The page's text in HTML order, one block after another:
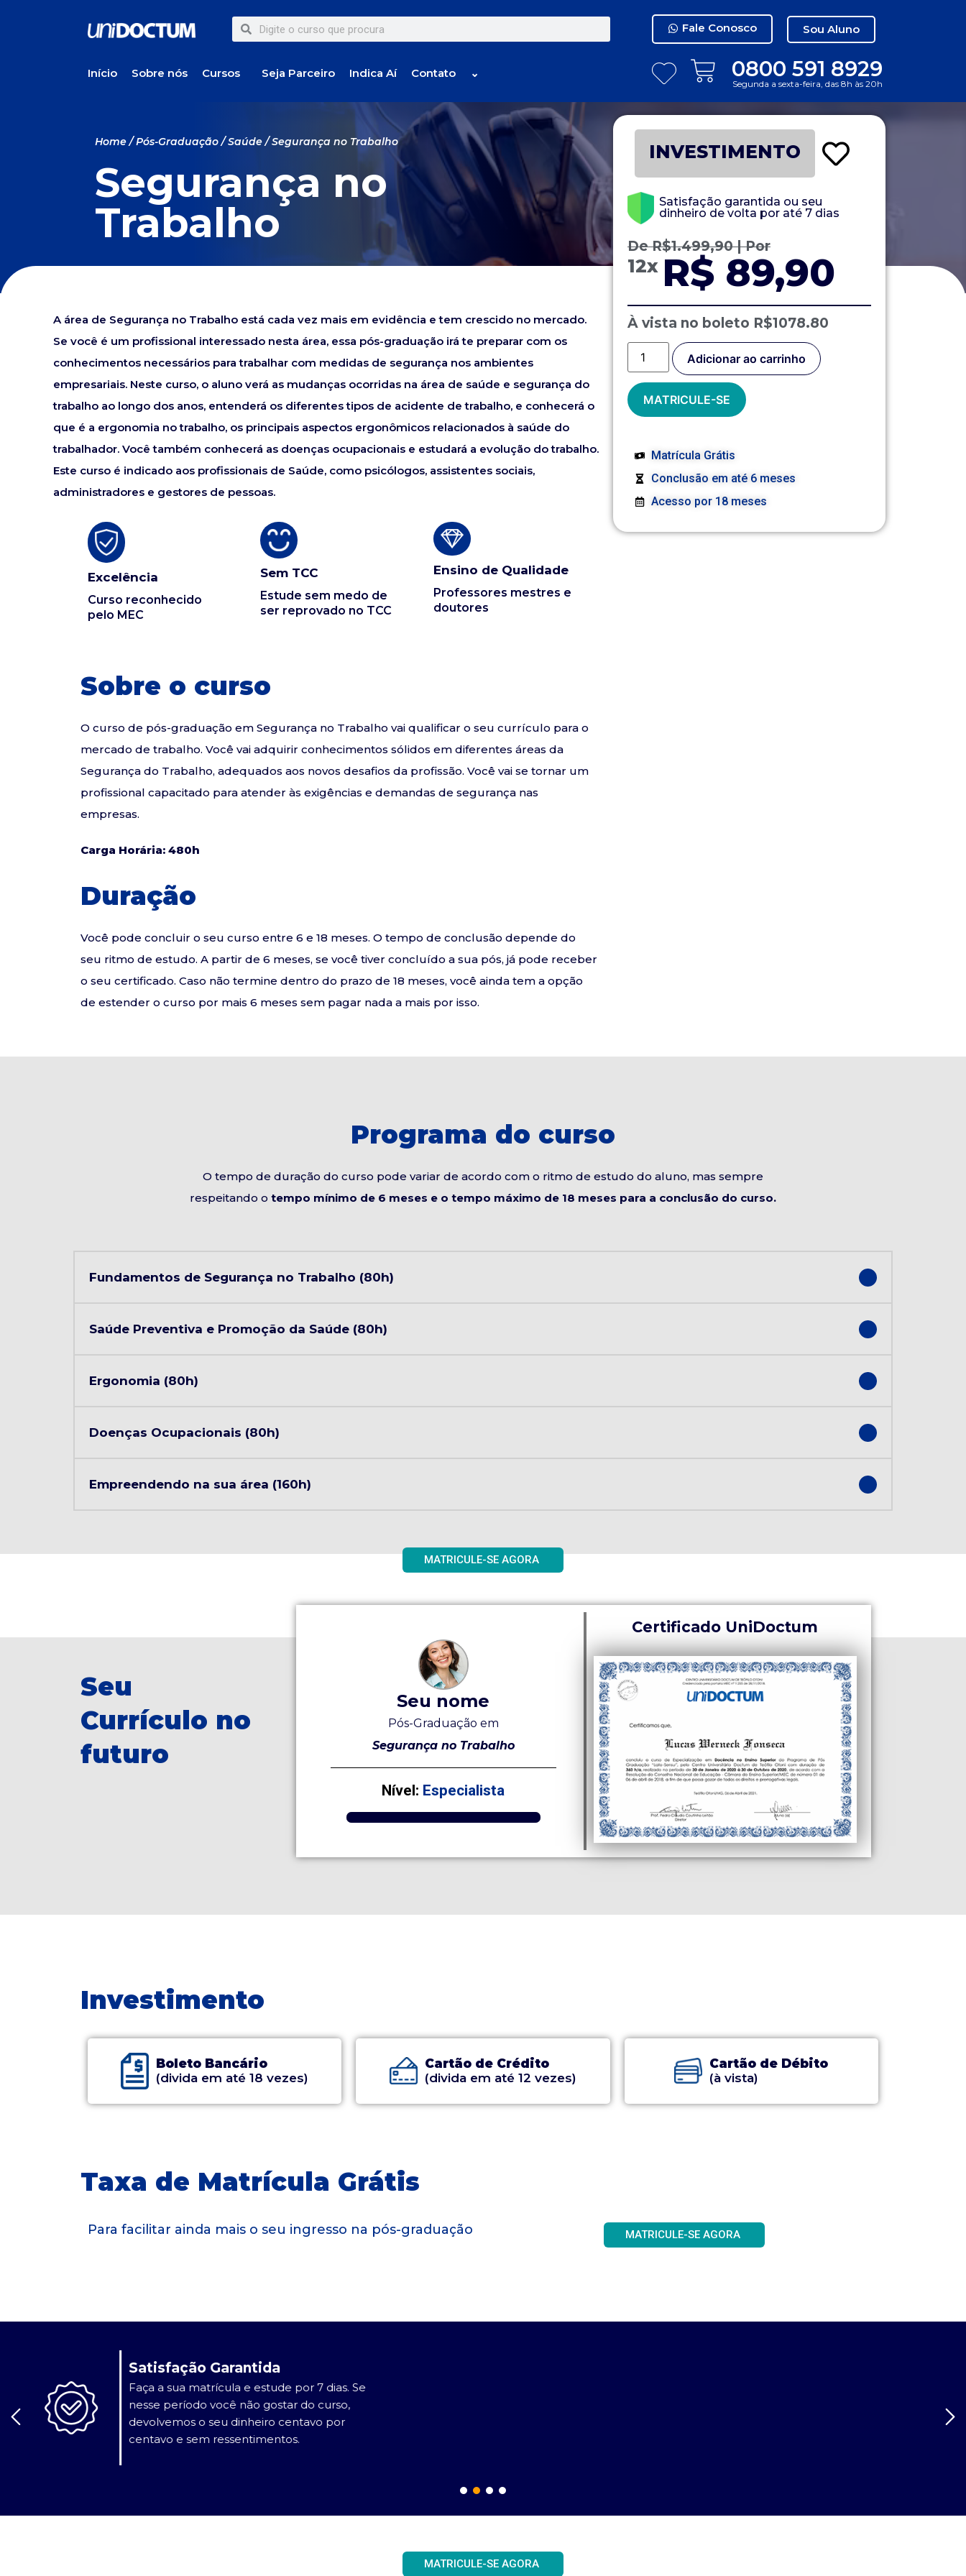
Fale Conosco Sou Aluno
Início Sobre nós Cursos Seja Parceiro Indica Aí Contato ⌄ 0800 591 8929
Segunda a sexta-feira, das 8h às 20h
Home/Pós-Graduação/Saúde/ Segurança no Trabalho
Segurança no
Trabalho
A área de Segurança no Trabalho está cada vez mais em evidência e tem crescido no mercado.
Se você é um profissional interessado nesta área, essa pós-graduação irá te preparar com os
conhecimentos necessários para trabalhar com medidas de segurança nos ambientes
empresariais. Neste curso, o aluno verá as mudanças ocorridas na área de saúde e segurança do
trabalho ao longo dos anos, entenderá os diferentes tipos de acidente de trabalho, e conhecerá o
que é a ergonomia no trabalho, os principais aspectos ergonômicos relacionados à saúde do
trabalhador. Você também conhecerá as doenças ocupacionais e estudará a evolução do trabalho.
Este curso é indicado aos profissionais de Saúde, como psicólogos, assistentes sociais,
administradores e gestores de pessoas.
Excelência
Curso reconhecido
pelo MEC
Sem TCC
Estude sem medo de
ser reprovado no TCC
Ensino de Qualidade
Professores mestres e
doutores
Sobre o curso
O curso de pós-graduação em Segurança no Trabalho vai qualificar o seu currículo para o
mercado de trabalho. Você vai adquirir conhecimentos sólidos em diferentes áreas da
Segurança do Trabalho, adequados aos novos desafios da profissão. Você vai se tornar um
profissional capacitado para atender às exigências e demandas de segurança nas
empresas.
Carga Horária: 480h
Duração
Você pode concluir o seu curso entre 6 e 18 meses. O tempo de conclusão depende do
seu ritmo de estudo. A partir de 6 meses, se você tiver concluído a sua pós, já pode receber
o seu certificado. Caso não termine dentro do prazo de 18 meses, você ainda tem a opção
de estender o curso por mais 6 meses sem pagar nada a mais por isso.
INVESTIMENTO
Satisfação garantida ou seu
dinheiro de volta por até 7 dias
DeR$1.499,90| Por
12x R$ 89,90
À vista no boleto R$1078.80
Adicionar ao carrinho
MATRICULE-SE
Matrícula Grátis
Conclusão em até 6 meses
Acesso por 18 meses
Programa do curso
O tempo de duração do curso pode variar de acordo com o ritmo de estudo do aluno, mas sempre
respeitando o tempo mínimo de 6 meses e o tempo máximo de 18 meses para a conclusão do curso.
Fundamentos de Segurança no Trabalho (80h)
Saúde Preventiva e Promoção da Saúde (80h)
Ergonomia (80h)
Doenças Ocupacionais (80h)
Empreendendo na sua área (160h)
MATRICULE-SE AGORA
Seu
Currículo no
futuro
Seu nome
Pós-Graduação em
Segurança no Trabalho
Nível: Especialista
Certificado UniDoctum
Investimento
Boleto Bancário
(divida em até 18 vezes)
Cartão de Crédito
(divida em até 12 vezes)
Cartão de Débito
(à vista)
Taxa de Matrícula Grátis
Para facilitar ainda mais o seu ingresso na pós-graduação MATRICULE-SE AGORA
MATRICULE-SE AGORA